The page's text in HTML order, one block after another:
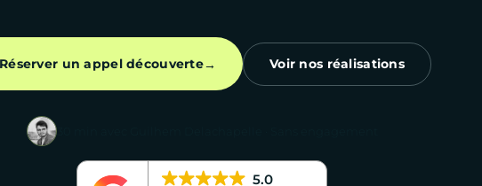
Réserver un appel découverte→ Voir nos réalisations
30 min avec Guilhem Delachapelle · Sans engagement
5.0